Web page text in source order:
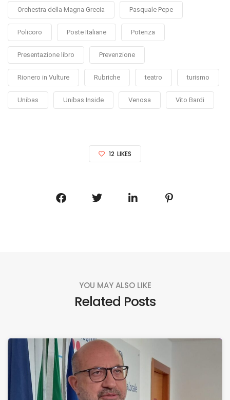
Orchestra della Magna Grecia Pasquale Pepe
Policoro Poste Italiane Potenza
Presentazione libro Prevenzione
Rionero in Vulture Rubriche teatro turismo
Unibas Unibas Inside Venosa Vito Bardi
12 LIKES
YOU MAY ALSO LIKE
Related Posts